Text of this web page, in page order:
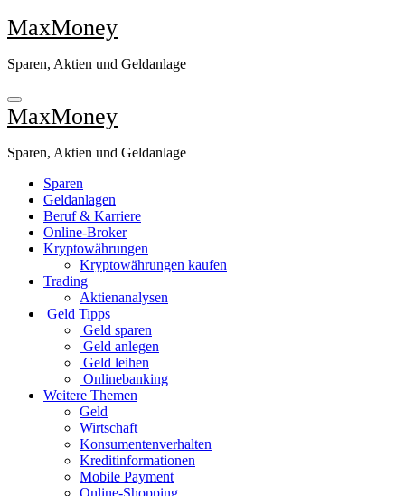
Zu
Inhalten
MaxMoney
Sparen, Aktien und Geldanlage
MaxMoney
Sparen, Aktien und Geldanlage
Sparen
Geldanlagen
Beruf & Karriere
Online-Broker
Kryptowährungen
Kryptowährungen kaufen
Trading
Aktienanalysen
Geld Tipps
Geld sparen
Geld anlegen
Geld leihen
Onlinebanking
Weitere Themen
Geld
Wirtschaft
Konsumentenverhalten
Kreditinformationen
Mobile Payment
Online-Shopping